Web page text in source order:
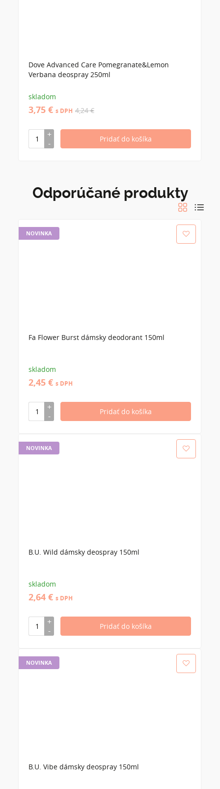
Dove Advanced Care Pomegranate&Lemon
Verbana deospray 250ml
skladom
3,75 € s DPH 4,24 €
Odporúčané produkty
NOVINKA
Fa Flower Burst dámsky deodorant 150ml
skladom
2,45 € s DPH
NOVINKA
B.U. Wild dámsky deospray 150ml
skladom
2,64 € s DPH
NOVINKA
B.U. Vibe dámsky deospray 150ml